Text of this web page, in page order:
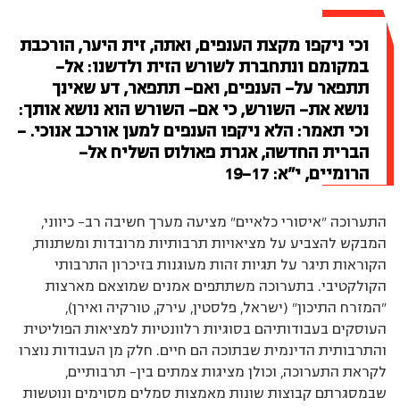
וכי ניקפו מקצת הענפים, ואתה, זית היער, הורכבת
במקומם ונתחברת לשורש הזית ולדשנו: אל–
תתפאר על– הענפים, ואם– תתפאר, דע שאינך
נושא את– השורש, כי אם– השורש הוא נושא אותך:
וכי תאמר: הלא ניקפו הענפים למען אורכב אנוכי. -
הברית החדשה, אגרת פאולוס השליח אל–
הרומיים, י”א: 19-17
התערוכה ”איסורי כלאיים” מציעה מערך חשיבה רב– כיווני,
המבקש להצביע על מציאויות תרבותיות מרובדות ומשתנות,
הקוראות תיגר על תגיות זהות מעוגנות בזיכרון התרבותי
הקולקטיבי. בתערוכה משתתפים אמנים שמוצאם מארצות
”המזרח התיכון” (ישראל, פלסטין, עירק, טורקיה ואירן),
העוסקים בעבודותיהם בסוגיות רלוונטיות למציאות הפוליטית
והתרבותית הדינמית שבתוכה הם חיים. חלק מן העבודות נוצרו
לקראת התערוכה, וכולן מציגות צמתים בין– תרבותיים,
שבמסגרתם קבוצות שונות מאמצות סמלים מסוימים ונוטשות